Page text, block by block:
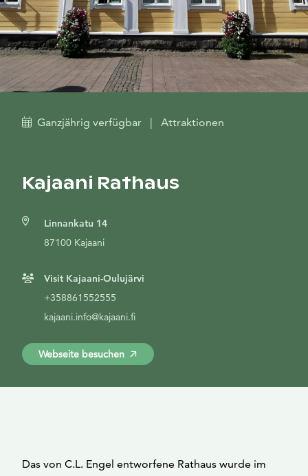
Ganzjährig verfügbar | Attraktionen
Kajaani Rathaus
Linnankatu 14
87100 Kajaani
Visit Kajaani-Oulujärvi
+358861552555
kajaani.info@kajaani.fi
Webseite besuchen
Das von C.L. Engel entworfene Rathaus wurde im